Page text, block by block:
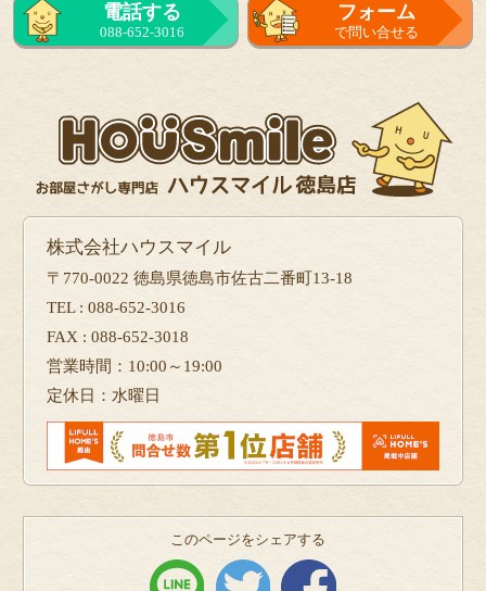
電話する
088-652-3016
フォーム
で問い合せる
株式会社ハウスマイル
〒770-0022 徳島県徳島市佐古二番町13-18
TEL : 088-652-3016
FAX : 088-652-3018
営業時間：10:00～19:00
定休日：水曜日
このページをシェアする